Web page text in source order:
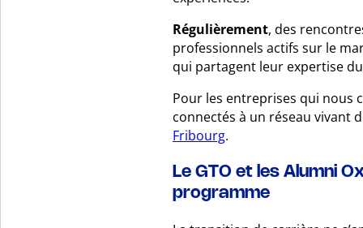
Régulièrement, des
professionnels actifs sur le
qui partagent leur expertise
Pour les entreprises qui nous
connectés à un réseau
Fribourg.
Le GTO et les Alumni
programme